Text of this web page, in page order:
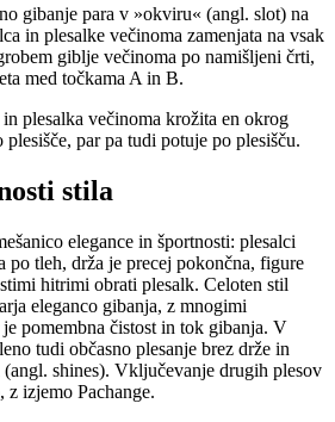
gibanje para v »okviru« (angl. slot) na
in plesalke večinoma zamenjata na vsak
giblje večinoma po namišljeni črti,
med točkama A in B.
plesalka večinoma krožita en okrog
plesišče, par pa tudi potuje po plesišču.
stila
elegance in športnosti: plesalci
po tleh, drža je precej pokončna, figure
hitrimi obrati plesalk. Celoten stil
eleganco gibanja, z mnogimi
pomembna čistost in tok gibanja. V
tudi občasno plesanje brez drže in
shines). Vključevanje drugih plesov
izjemo Pachange.